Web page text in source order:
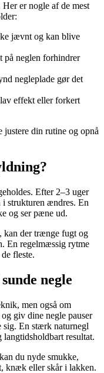
er nogle af de mest
jævnt og kan blive
på neglen forhindrer
negleplade gør det
effekt eller forkert
justere din rutine og opnå
Efter 2–3 uger
i strukturen ændres. En
og ser pæne ud.
kan der trænge fugt og
En regelmæssig rytme
fleste.
negle
men også om
giv dine negle pauser
sig. En stærk naturnegl
resultat.
du nyde smukke,
knæk eller skår i lakken.